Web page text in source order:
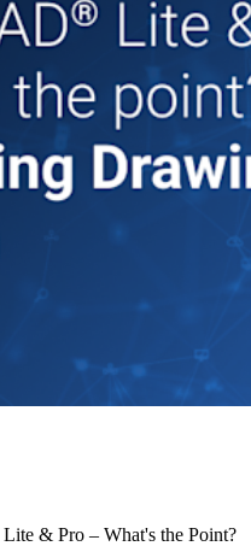
Lite & Pro – What's the Point?